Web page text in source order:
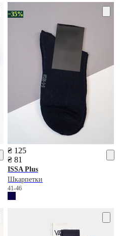
−35%
₴ 125
₴ 81
ISSA Plus
Шкарпетки
41-46